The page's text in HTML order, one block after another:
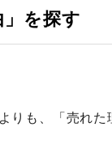
」を探す
りも、「売れ